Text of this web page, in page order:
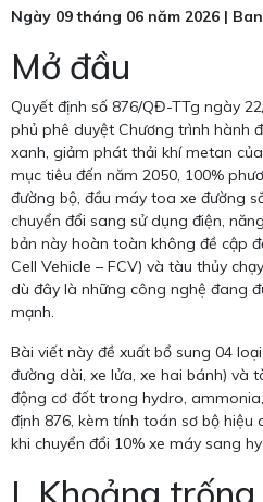
Ngày 09 tháng 06 năm 2026 |
Mở đầu
Quyết định số 876/QĐ-TTg ngày
phủ phê duyệt Chương trình hành
xanh, giảm phát thải khí metan
mục tiêu đến năm 2050, 100%
đường bộ, đầu máy toa xe đường
chuyển đổi sang sử dụng điện,
bản này hoàn toàn không đề cập
Cell Vehicle – FCV) và tàu thủy
dù đây là những công nghệ đang
mạnh.
Bài viết này đề xuất bổ sung 04
đường dài, xe lửa, xe hai bánh) và
động cơ đốt trong hydro,
định 876, kèm tính toán sơ bộ
khi chuyển đổi 10% xe máy sang